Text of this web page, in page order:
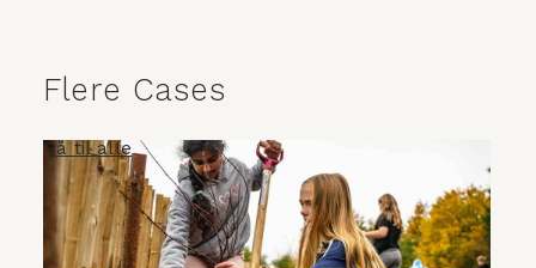
Flere Cases
Gå til alle